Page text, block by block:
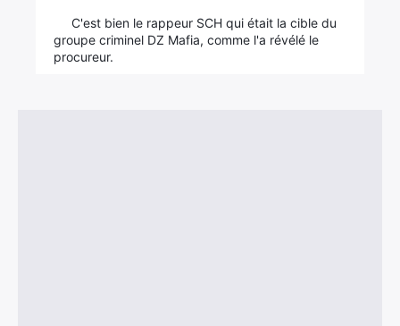
C'est bien le rappeur SCH qui était la cible du
groupe criminel DZ Mafia, comme l'a révélé le
procureur.